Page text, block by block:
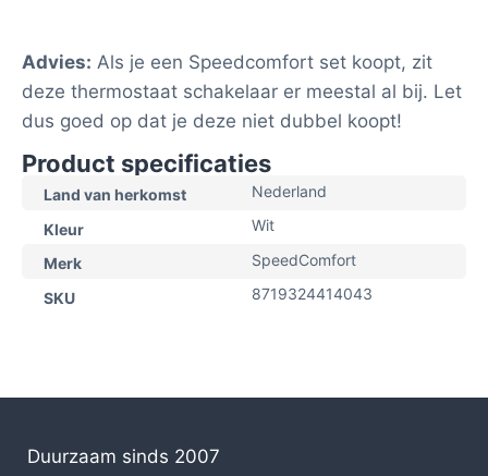
Advies: Als je een Speedcomfort set koopt, zit
deze thermostaat schakelaar er meestal al bij. Let
dus goed op dat je deze niet dubbel koopt!
Product specificaties
Land van herkomst Nederland
Kleur Wit
Merk SpeedComfort
SKU 8719324414043
Duurzaam sinds 2007